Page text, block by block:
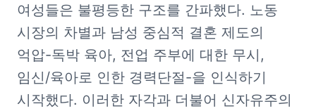
여성들은 불평등한 구조를 간파했다. 노동
시장의 차별과 남성 중심적 결혼 제도의
억압-독박 육아, 전업 주부에 대한 무시,
임신/육아로 인한 경력단절-을 인식하기
시작했다. 이러한 자각과 더불어 신자유주의